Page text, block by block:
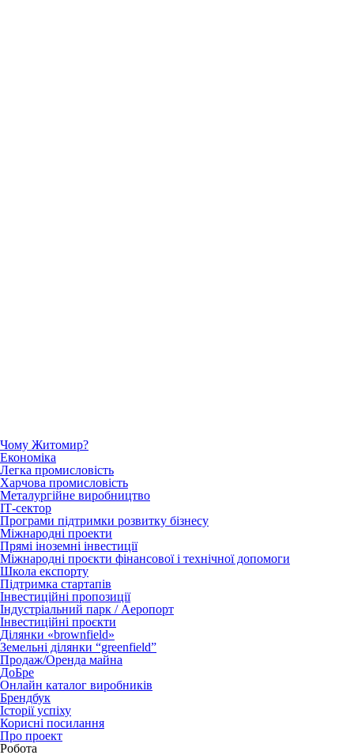
Чому Житомир?
Економіка
Легка промисловість
Харчова промисловість
Металургійне виробництво
ІТ-сектор
Програми підтримки розвитку бізнесу
Міжнародні проекти
Прямі іноземні інвестиції
Міжнародні проєкти фінансової і технічної допомоги
Школа експорту
Підтримка стартапів
Інвестиційні пропозиції
Індустріальний парк / Аеропорт
Інвестиційні проєкти
Ділянки «brownfield»
Земельні ділянки “greenfield”
Продаж/Оренда майна
ДоБре
Онлайн каталог виробників
Брендбук
Історії успіху
Корисні посилання
Про проект
Робота